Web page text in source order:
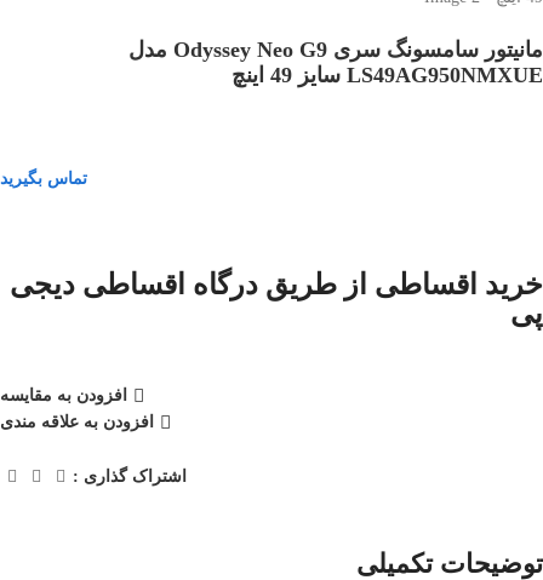
مانیتور سامسونگ سری Odyssey Neo G9 مدل
LS49AG950NMXUE سایز 49 اینچ
تماس بگیرید
خرید اقساطی از طریق درگاه اقساطی دیجی
پی
افزودن به مقایسه
افزودن به علاقه مندی
اشتراک گذاری :
توضیحات تکمیلی